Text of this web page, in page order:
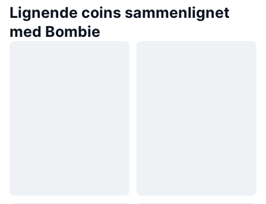
Lignende coins sammenlignet
med Bombie